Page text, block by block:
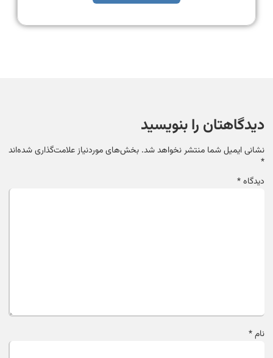
دیدگاهتان را بنویسید
نشانی ایمیل شما منتشر نخواهد شد. بخش‌های موردنیاز علامت‌گذاری شده‌اند
*
دیدگاه*
نام*